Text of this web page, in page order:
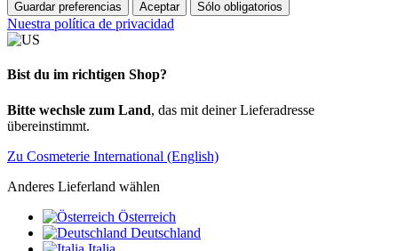
Guardar preferencias Aceptar Sólo obligatorios
Nuestra política de privacidad
Bist du im richtigen Shop?
Bitte wechsle zum Land, das mit deiner Lieferadresse
übereinstimmt.
Zu Cosmeterie International (English)
Anderes Lieferland wählen
Österreich
Deutschland